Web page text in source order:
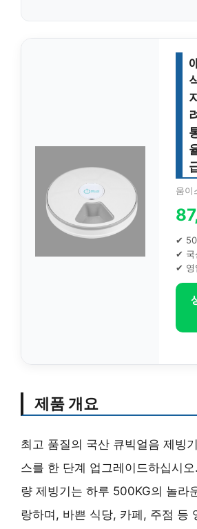
움이
✔
✔ 국
✔ 영
제품 개요
최고 품질의 국산 큐빅얼음 제빙
스를 한 단계 업그레이드하십시오.
량 제빙기는 하루 500KG의 놀라
랑하며, 바쁜 식당, 카페, 주점 등